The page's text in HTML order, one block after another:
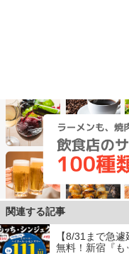
関連する記事
【8/31まで急
無料！新宿『も